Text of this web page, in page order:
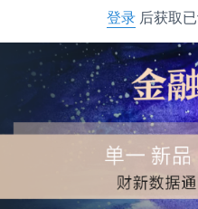
登录 后获取